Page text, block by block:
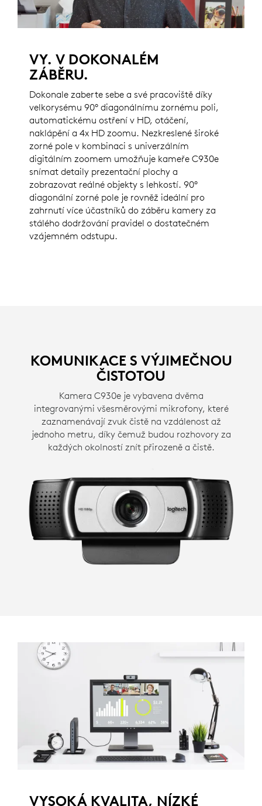
VY. V DOKONALÉM
ZÁBĚRU.
Dokonale zaberte sebe a své pracoviště díky
velkorysému 90° diagonálnímu zornému poli,
automatickému ostření v HD, otáčení,
naklápění a 4x HD zoomu. Nezkreslené široké
zorné pole v kombinaci s univerzálním
digitálním zoomem umožňuje kameře C930e
snímat detaily prezentační plochy a
zobrazovat reálné objekty s lehkostí. 90°
diagonální zorné pole je rovněž ideální pro
zahrnutí více účastníků do záběru kamery za
stálého dodržování pravidel o dostatečném
vzájemném odstupu.
KOMUNIKACE S VÝJIMEČNOU
ČISTOTOU
Kamera C930e je vybavena dvěma
integrovanými všesměrovými mikrofony, které
zaznamenávají zvuk čistě na vzdálenost až
jednoho metru, díky čemuž budou rozhovory za
každých okolností znít přirozeně a čistě.
VYSOKÁ KVALITA, NÍZKÉ